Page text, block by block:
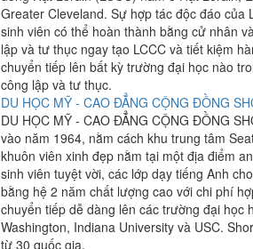
Greater Cleveland. Sự hợp tác độc đáo của
sinh viên có thể hoàn thành bằng cử nhân
lập và tư thục ngay tạo LCCC và tiết kiệm
chuyển tiếp lên bất kỳ trường đại học nào
công lập và tư thục.
DU HỌC MỸ - CAO ĐẲNG CỘNG ĐỒNG
DU HỌC MỸ - CAO ĐẲNG CỘNG ĐỒNG
vào năm 1964, nằm cách khu trung tâm
khuôn viên xinh đẹp nằm tại một địa điểm
sinh viên tuyệt vời, các lớp dạy tiếng Anh
bằng hệ 2 năm chất lượng cao với chi phí
chuyển tiếp dễ dàng lên các trường đại học
Washington, Indiana University và USC.
từ 30 quốc gia.